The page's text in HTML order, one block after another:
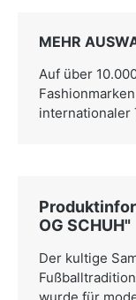
MEHR
Auf über
internationaler
OG SCHUH"
Der kultige